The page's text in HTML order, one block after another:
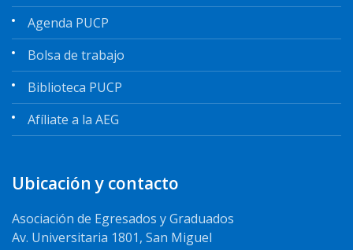
Agenda PUCP
Bolsa de trabajo
Biblioteca PUCP
Afíliate a la AEG
Ubicación y contacto
Asociación de Egresados y Graduados
Av. Universitaria 1801, San Miguel